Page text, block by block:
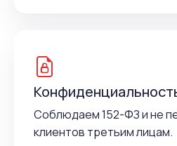
Соблюдаем 152-ФЗ и не
клиентов третьим лицам.